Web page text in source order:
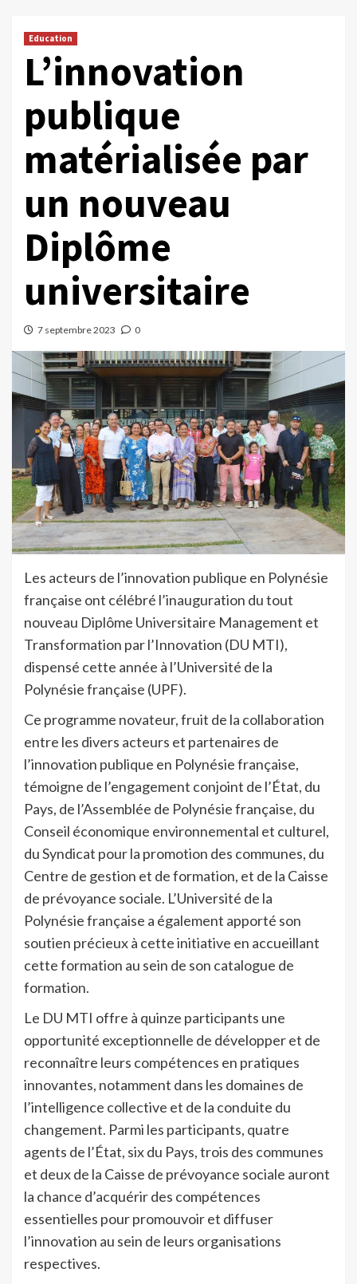
Education
L’innovation
publique
matérialisée par
un nouveau
Diplôme
universitaire
7 septembre 2023 0
Les acteurs de l’innovation publique en Polynésie
française ont célébré l’inauguration du tout
nouveau Diplôme Universitaire Management et
Transformation par l’Innovation (DU MTI),
dispensé cette année à l’Université de la
Polynésie française (UPF).
Ce programme novateur, fruit de la collaboration
entre les divers acteurs et partenaires de
l’innovation publique en Polynésie française,
témoigne de l’engagement conjoint de l’État, du
Pays, de l’Assemblée de Polynésie française, du
Conseil économique environnemental et culturel,
du Syndicat pour la promotion des communes, du
Centre de gestion et de formation, et de la Caisse
de prévoyance sociale. L’Université de la
Polynésie française a également apporté son
soutien précieux à cette initiative en accueillant
cette formation au sein de son catalogue de
formation.
Le DU MTI offre à quinze participants une
opportunité exceptionnelle de développer et de
reconnaître leurs compétences en pratiques
innovantes, notamment dans les domaines de
l’intelligence collective et de la conduite du
changement. Parmi les participants, quatre
agents de l’État, six du Pays, trois des communes
et deux de la Caisse de prévoyance sociale auront
la chance d’acquérir des compétences
essentielles pour promouvoir et diffuser
l’innovation au sein de leurs organisations
respectives.